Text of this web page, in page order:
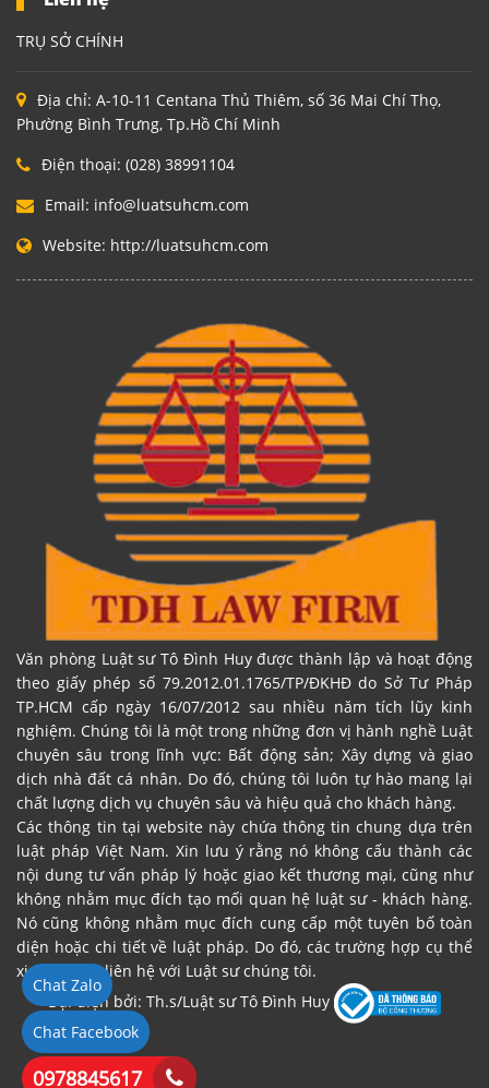
TRỤ SỞ CHÍNH
Địa chỉ: A-10-11 Centana Thủ Thiêm, số 36 Mai Chí Thọ,
Phường Bình Trưng, Tp.Hồ Chí Minh
Điện thoại: (028) 38991104
Email: info@luatsuhcm.com
Website: http://luatsuhcm.com
Văn phòng Luật sư Tô Đình Huy được thành lập và hoạt động
theo giấy phép số 79.2012.01.1765/TP/ĐKHĐ do Sở Tư Pháp
TP.HCM cấp ngày 16/07/2012 sau nhiều năm tích lũy kinh
nghiệm. Chúng tôi là một trong những đơn vị hành nghề Luật
chuyên sâu trong lĩnh vực: Bất động sản; Xây dựng và giao
dịch nhà đất cá nhân. Do đó, chúng tôi luôn tự hào mang lại
chất lượng dịch vụ chuyên sâu và hiệu quả cho khách hàng.
Các thông tin tại website này chứa thông tin chung dựa trên
luật pháp Việt Nam. Xin lưu ý rằng nó không cấu thành các
nội dung tư vấn pháp lý hoặc giao kết thương mại, cũng như
không nhằm mục đích tạo mối quan hệ luật sư - khách hàng.
Nó cũng không nhằm mục đích cung cấp một tuyên bố toàn
diện hoặc chi tiết về luật pháp. Do đó, các trường hợp cụ thể
xin vui lòng liên hệ với Luật sư chúng tôi.
Đại diện bởi: Th.s/Luật sư Tô Đình Huy
Chat Facebook
Chat Zalo
0978845617